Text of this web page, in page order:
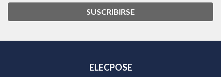
SUSCRIBIRSE
ELECPOSE